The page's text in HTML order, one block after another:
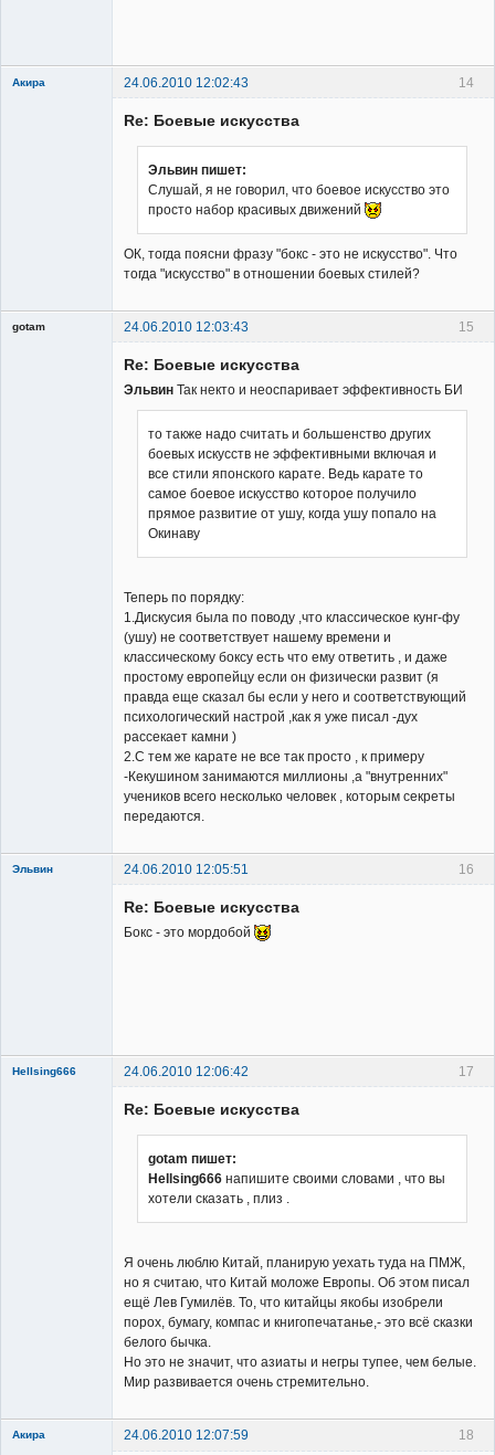
14
Акира 24.06.2010 12:02:43
Re: Боевые искусства
Эльвин пишет:
Слушай, я не говорил, что боевое искусство это
просто набор красивых движений
ОК, тогда поясни фразу "бокс - это не искусство". Что
тогда "искусство" в отношении боевых стилей?
15
gotam
24.06.2010 12:03:43
Re: Боевые искусства
Эльвин Так некто и неоспаривает эффективность БИ
то также надо считать и большенство других
боевых искусств не эффективными включая и
все стили японского карате. Ведь карате то
самое боевое искусство которое получило
прямое развитие от ушу, когда ушу попало на
Окинаву
Теперь по порядку:
1.Дискусия была по поводу ,что классическое кунг-фу
(ушу) не соответствует нашему времени и
классическому боксу есть что ему ответить , и даже
простому европейцу если он физически развит (я
правда еще сказал бы если у него и соответствующий
психологический настрой ,как я уже писал -дух
рассекает камни )
2.С тем же карате не все так просто , к примеру
-Кекушином занимаются миллионы ,а "внутренних"
учеников всего несколько человек , которым секреты
передаются.
16
Эльвин 24.06.2010 12:05:51
Re: Боевые искусства
Бокс - это мордобой
17
Hellsing666 24.06.2010 12:06:42
Re: Боевые искусства
gotam пишет:
Hellsing666 напишите своими словами , что вы
хотели сказать , плиз .
Я очень люблю Китай, планирую уехать туда на ПМЖ,
но я считаю, что Китай моложе Европы. Об этом писал
ещё Лев Гумилёв. То, что китайцы якобы изобрели
порох, бумагу, компас и книгопечатанье,- это всё сказки
белого бычка.
Но это не значит, что азиаты и негры тупее, чем белые.
Мир развивается очень стремительно.
18
Акира 24.06.2010 12:07:59